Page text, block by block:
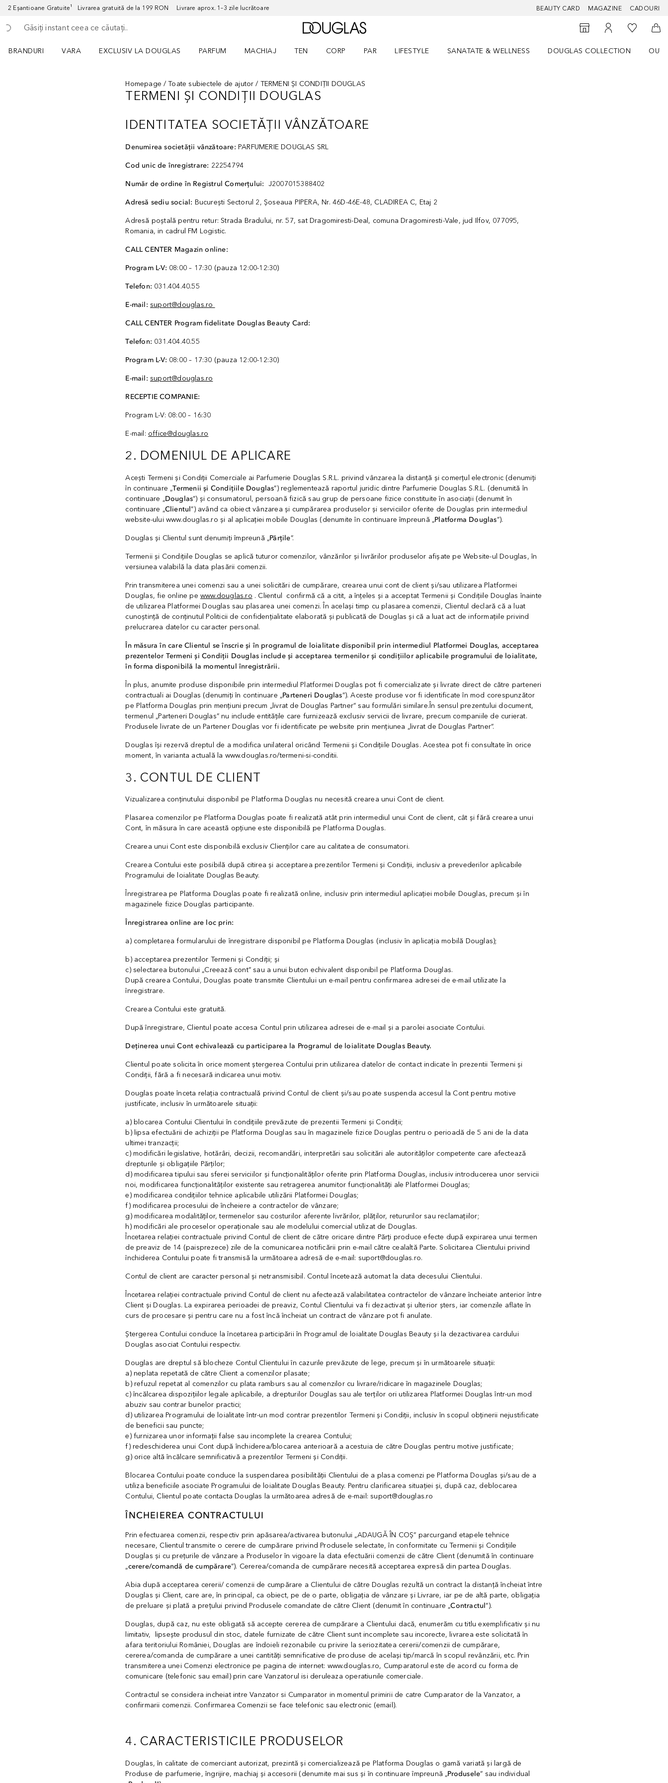
2 Eșantioane Gratuite¹ Livrarea gratuită de la 199 RON Livrare aprox. 1–3 zile lucrătoare BEAUTY CARD MAGAZINE CADOURI
Către pagina principală Douglas
Către Găsire magazin
Către Contul meu
Către
BRANDURI
VARA
EXCLUSIV LA DOUGLAS
PARFUM
MACHIAJ
TEN
CORP
PAR
LIFESTYLE
SANATATE & WELLNESS
DOUGLAS COLLECTION
Homepage Toate subiectele de ajutor TERMENI ȘI CONDIȚII DOUGLAS
TERMENI ȘI CONDIȚII DOUGLAS
IDENTITATEA SOCIETĂȚII VÂNZĂTOARE
Denumirea societății vânzătoare: PARFUMERIE DOUGLAS SRL
Cod unic de înregistrare: 22254794
Număr de ordine în Registrul Comerțului: J2007015388402
Adresă sediu social: Bucureşti Sectorul 2, Şoseaua PIPERA, Nr. 46D-46E-48, CLADIREA C, Etaj 2
Adresă poștală pentru retur: Strada Bradului, nr. 57, sat Dragomiresti-Deal, comuna Dragomiresti-Vale, jud Ilfov, 077095,
Romania, in cadrul FM Logistic.
CALL CENTER Magazin online:
Program L-V: 08:00 – 17:30 (pauza 12:00-12:30)
Telefon: 031.404.40.55
E-mail: suport@douglas.ro
CALL CENTER Program fidelitate Douglas Beauty Card:
Telefon: 031.404.40.55
Program L-V: 08:00 – 17:30 (pauza 12:00-12:30)
E-mail: suport@douglas.ro
RECEPTIE COMPANIE:
Program L-V: 08:00 – 16:30
E-mail: office@douglas.ro
2. DOMENIUL DE APLICARE
Acești Termeni și Condiții Comerciale ai Parfumerie Douglas S.R.L. privind vânzarea la distanță și comerțul electronic (denumiți
în continuare „Termenii și Condițiile Douglas”) reglementează raportul juridic dintre Parfumerie Douglas S.R.L. (denumită în
continuare „Douglas”) și consumatorul, persoană fizică sau grup de persoane fizice constituite în asociații (denumit în
continuare „Clientul”) având ca obiect vânzarea și cumpărarea produselor și serviciilor oferite de Douglas prin intermediul
website-ului www.douglas.ro și al aplicației mobile Douglas (denumite în continuare împreună „Platforma Douglas”).
Douglas și Clientul sunt denumiți împreună „Părțile”.
Termenii și Condițiile Douglas se aplică tuturor comenzilor, vânzărilor și livrărilor produselor afișate pe Website-ul Douglas, în
versiunea valabilă la data plasării comenzii.
Prin transmiterea unei comenzi sau a unei solicitări de cumpărare, crearea unui cont de client și/sau utilizarea Platformei
Douglas, fie online pe www.douglas.ro . Clientul confirmă că a citit, a înțeles și a acceptat Termenii și Condițiile Douglas înainte
de utilizarea Platformei Douglas sau plasarea unei comenzi. În același timp cu plasarea comenzii, Clientul declară că a luat
cunoștință de conținutul Politicii de confidențialitate elaborată și publicată de Douglas și că a luat act de informațiile privind
prelucrarea datelor cu caracter personal.
În măsura în care Clientul se înscrie și în programul de loialitate disponibil prin intermediul Platformei Douglas, acceptarea
prezentelor Termeni și Condiții Douglas include și acceptarea termenilor și condițiilor aplicabile programului de loialitate,
în forma disponibilă la momentul înregistrării.
În plus, anumite produse disponibile prin intermediul Platformei Douglas pot fi comercializate și livrate direct de către parteneri
contractuali ai Douglas (denumiți în continuare „Parteneri Douglas”). Aceste produse vor fi identificate în mod corespunzător
pe Platforma Douglas prin mențiuni precum „livrat de Douglas Partner” sau formulări similare.În sensul prezentului document,
termenul „Parteneri Douglas” nu include entitățile care furnizează exclusiv servicii de livrare, precum companiile de curierat.
Produsele livrate de un Partener Douglas vor fi identificate pe website prin mențiunea „livrat de Douglas Partner”.
Douglas își rezervă dreptul de a modifica unilateral oricând Termenii și Condițiile Douglas. Acestea pot fi consultate în orice
moment, în varianta actuală la www.douglas.ro/termeni-si-conditii.
3. CONTUL DE CLIENT
Vizualizarea conținutului disponibil pe Platforma Douglas nu necesită crearea unui Cont de client.
Plasarea comenzilor pe Platforma Douglas poate fi realizată atât prin intermediul unui Cont de client, cât și fără crearea unui
Cont, în măsura în care această opțiune este disponibilă pe Platforma Douglas.
Crearea unui Cont este disponibilă exclusiv Clienților care au calitatea de consumatori.
Crearea Contului este posibilă după citirea și acceptarea prezentilor Termeni și Condiții, inclusiv a prevederilor aplicabile
Programului de loialitate Douglas Beauty.
Înregistrarea pe Platforma Douglas poate fi realizată online, inclusiv prin intermediul aplicației mobile Douglas, precum și în
magazinele fizice Douglas participante.
Înregistrarea online are loc prin:
a) completarea formularului de înregistrare disponibil pe Platforma Douglas (inclusiv în aplicația mobilă Douglas);
b) acceptarea prezentilor Termeni și Condiții; și
c) selectarea butonului „Creează cont” sau a unui buton echivalent disponibil pe Platforma Douglas.
După crearea Contului, Douglas poate transmite Clientului un e-mail pentru confirmarea adresei de e-mail utilizate la
înregistrare.
Crearea Contului este gratuită.
După înregistrare, Clientul poate accesa Contul prin utilizarea adresei de e-mail și a parolei asociate Contului.
Deținerea unui Cont echivalează cu participarea la Programul de loialitate Douglas Beauty.
Clientul poate solicita în orice moment ștergerea Contului prin utilizarea datelor de contact indicate în prezentii Termeni și
Condiții, fără a fi necesară indicarea unui motiv.
Douglas poate înceta relația contractuală privind Contul de client și/sau poate suspenda accesul la Cont pentru motive
justificate, inclusiv în următoarele situații:
a) blocarea Contului Clientului în condițiile prevăzute de prezentii Termeni și Condiții;
b) lipsa efectuării de achiziții pe Platforma Douglas sau în magazinele fizice Douglas pentru o perioadă de 5 ani de la data
ultimei tranzacții;
c) modificări legislative, hotărâri, decizii, recomandări, interpretări sau solicitări ale autorităților competente care afectează
drepturile și obligațiile Părților;
d) modificarea tipului sau sferei serviciilor și funcționalităților oferite prin Platforma Douglas, inclusiv introducerea unor servicii
noi, modificarea funcționalităților existente sau retragerea anumitor funcționalități ale Platformei Douglas;
e) modificarea condițiilor tehnice aplicabile utilizării Platformei Douglas;
f) modificarea procesului de încheiere a contractelor de vânzare;
g) modificarea modalităților, termenelor sau costurilor aferente livrărilor, plăților, retururilor sau reclamațiilor;
h) modificări ale proceselor operaționale sau ale modelului comercial utilizat de Douglas.
Încetarea relației contractuale privind Contul de client de către oricare dintre Părți produce efecte după expirarea unui termen
de preaviz de 14 (paisprezece) zile de la comunicarea notificării prin e-mail către cealaltă Parte. Solicitarea Clientului privind
închiderea Contului poate fi transmisă la următoarea adresă de e-mail: suport@douglas.ro.
Contul de client are caracter personal și netransmisibil. Contul încetează automat la data decesului Clientului.
Încetarea relației contractuale privind Contul de client nu afectează valabilitatea contractelor de vânzare încheiate anterior între
Client și Douglas. La expirarea perioadei de preaviz, Contul Clientului va fi dezactivat și ulterior șters, iar comenzile aflate în
curs de procesare și pentru care nu a fost încă încheiat un contract de vânzare pot fi anulate.
Ștergerea Contului conduce la încetarea participării în Programul de loialitate Douglas Beauty și la dezactivarea cardului
Douglas asociat Contului respectiv.
Douglas are dreptul să blocheze Contul Clientului în cazurile prevăzute de lege, precum și în următoarele situații:
a) neplata repetată de către Client a comenzilor plasate;
b) refuzul repetat al comenzilor cu plata ramburs sau al comenzilor cu livrare/ridicare în magazinele Douglas;
c) încălcarea dispozițiilor legale aplicabile, a drepturilor Douglas sau ale terților ori utilizarea Platformei Douglas într-un mod
abuziv sau contrar bunelor practici;
d) utilizarea Programului de loialitate într-un mod contrar prezentilor Termeni și Condiții, inclusiv în scopul obținerii nejustificate
de beneficii sau puncte;
e) furnizarea unor informații false sau incomplete la crearea Contului;
f) redeschiderea unui Cont după închiderea/blocarea anterioară a acestuia de către Douglas pentru motive justificate;
g) orice altă încălcare semnificativă a prezentilor Termeni și Condiții.
Blocarea Contului poate conduce la suspendarea posibilității Clientului de a plasa comenzi pe Platforma Douglas și/sau de a
utiliza beneficiile asociate Programului de loialitate Douglas Beauty. Pentru clarificarea situației și, după caz, deblocarea
Contului, Clientul poate contacta Douglas la următoarea adresă de e-mail: suport@douglas.ro
ÎNCHEIEREA CONTRACTULUI
Prin efectuarea comenzii, respectiv prin apăsarea/activarea butonului „ADAUGĂ ÎN COŞ” parcurgand etapele tehnice
necesare, Clientul transmite o cerere de cumpărare privind Produsele selectate, în conformitate cu Termenii și Condițiile
Douglas și cu prețurile de vânzare a Produselor în vigoare la data efectuării comenzii de către Client (denumită în continuare
„cerere/comandă de cumpărare”). Cererea/comanda de cumpărare necesită acceptarea expresă din partea Douglas.
Abia după acceptarea cererii/ comenzii de cumpărare a Clientului de către Douglas rezultă un contract la distanță încheiat între
Douglas și Client, care are, în principal, ca obiect, pe de o parte, obligația de vânzare și Livrare, iar pe de altă parte, obligația
de preluare și plată a prețului privind Produsele comandate de către Client (denumit în continuare „Contractul”).
Douglas, după caz, nu este obligată să accepte cererea de cumpărare a Clientului dacă, enumerăm cu titlu exemplificativ și nu
limitativ, lipsește produsul din stoc, datele furnizate de către Client sunt incomplete sau incorecte, livrarea este solicitată în
afara teritoriului României, Douglas are îndoieli rezonabile cu privire la seriozitatea cererii/comenzii de cumpărare,
cererea/comanda de cumpărare a unei cantități semnificative de produse de același tip/marcă în scopul revânzării, etc. Prin
transmiterea unei Comenzi electronice pe pagina de internet: www.douglas.ro, Cumparatorul este de acord cu forma de
comunicare (telefonic sau email) prin care Vanzatorul isi deruleaza operatiunile comerciale.
Contractul se considera incheiat intre Vanzator si Cumparator in momentul primirii de catre Cumparator de la Vanzator, a
confirmarii comenzii. Confirmarea Comenzii se face telefonic sau electronic (email).
4. CARACTERISTICILE PRODUSELOR
Douglas, în calitate de comerciant autorizat, prezintă și comercializează pe Platforma Douglas o gamă variată și largă de
Produse de parfumerie, îngrijire, machiaj și accesorii (denumite mai sus și în continuare împreună „Produsele” sau individual